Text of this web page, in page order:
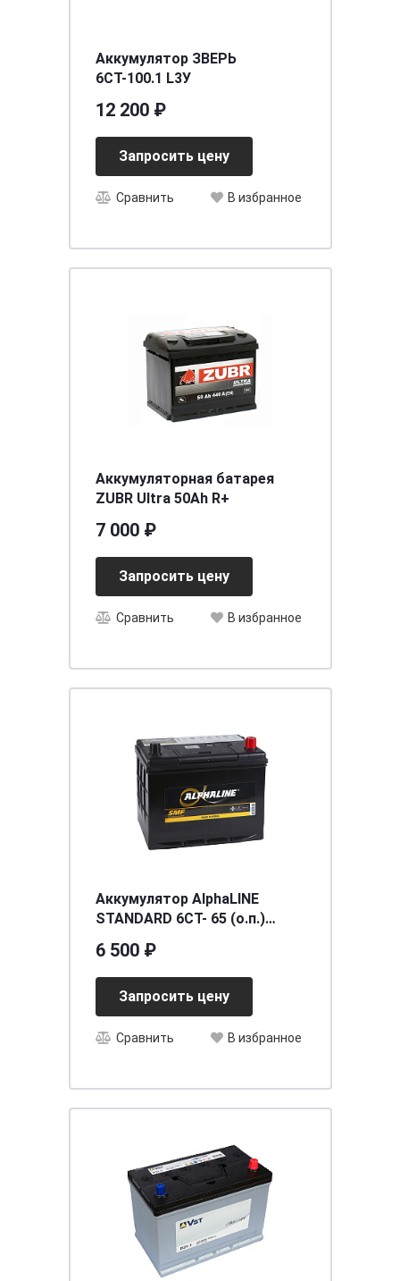
Аккумулятор ЗВЕРЬ
6СТ-100.1 L3У
12 200 ₽
Запросить цену
Сравнить В избранное
Аккумуляторная батарея
ZUBR Ultra 50Ah R+
7 000 ₽
Запросить цену
Сравнить В избранное
Аккумулятор AlphaLINE
STANDARD 6СТ- 65 (о.п.)
[д230ш172в200/580] [D23]
6 500 ₽
Запросить цену
Сравнить В избранное